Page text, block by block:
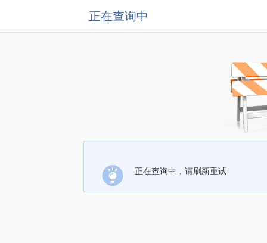
正在查询中
正在查询中，请刷新重试